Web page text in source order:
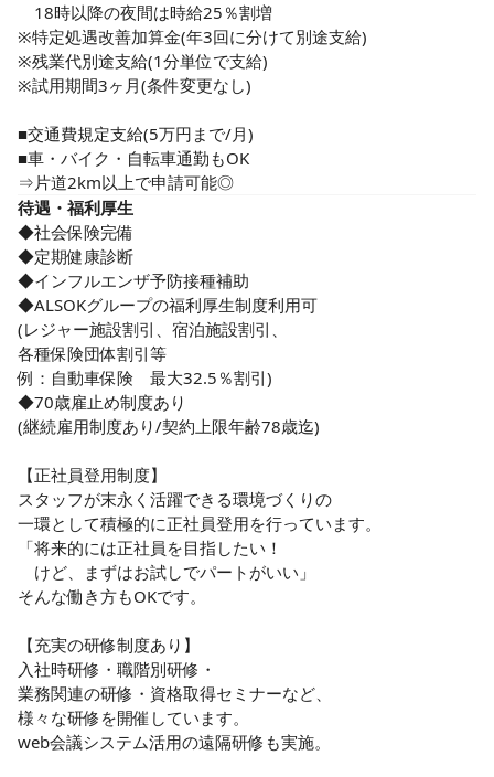
利用者様の日々の様子への気配り、
目配りを大事に取り組んでいます。
★夜勤なし！日勤帯のみの勤務時間
日勤帯のみ勤務のため、夜勤はなし。
仕事とプライベートの両立といった
「ワークライフバランス」が取れる職場です。
今後需要が高まる介護業界で、
私たちが最大限できることをする。
その一員となるあなたの挑戦を応援します。
18時以降の夜間は時給25％割増
※特定処遇改善加算金(年3回に分けて別途支給)
※残業代別途支給(1分単位で支給)
※試用期間3ヶ月(条件変更なし)
■交通費規定支給(5万円まで/月)
■車・バイク・自転車通勤もOK
⇒片道2km以上で申請可能◎
待遇・福利厚生
◆社会保険完備
◆定期健康診断
◆インフルエンザ予防接種補助
◆ALSOKグループの福利厚生制度利用可
(レジャー施設割引、宿泊施設割引、
各種保険団体割引等
例：自動車保険　最大32.5％割引)
◆70歳雇止め制度あり
(継続雇用制度あり/契約上限年齢78歳迄)
【正社員登用制度】
スタッフが末永く活躍できる環境づくりの
一環として積極的に正社員登用を行っています。
「将来的には正社員を目指したい！
けど、まずはお試しでパートがいい」
そんな働き方もOKです。
【充実の研修制度あり】
入社時研修・職階別研修・
業務関連の研修・資格取得セミナーなど、
様々な研修を開催しています。
web会議システム活用の遠隔研修も実施。